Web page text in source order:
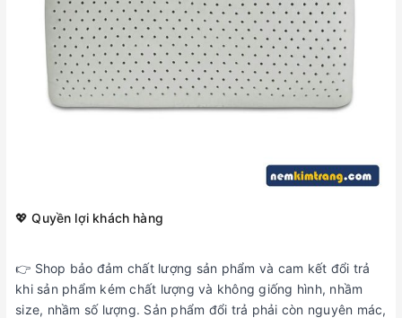
💖 Quyền lợi khách hàng
👉 Shop bảo đảm chất lượng sản phẩm và cam kết đổi trả
khi sản phẩm kém chất lượng và không giống hình, nhầm
size, nhầm số lượng. Sản phẩm đổi trả phải còn nguyên mác,